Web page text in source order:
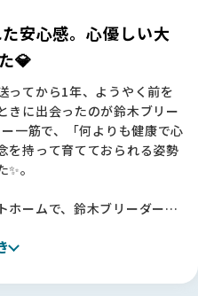
しいご縁を繋いでくださった
さんのおかげです。
という厳しい審査基準を設け
組む姿勢に深く共感し、ここ
踏み出すことができました。
メッセージからも、命を扱う
見学時の相談や当日のお立ち
ートに支えられました。
に優しい国になってほしい。
るBFさんの活動を、これから
出会いを本当にありがとうご
安心感。心優しい大
💎
ってから1年、ようやく前を
きに出会ったのが鈴木ブリー
一筋で、「何よりも健康で心
を持って育てておられる姿勢
。
ホームで、鈴木ブリーダーが
えました🏠